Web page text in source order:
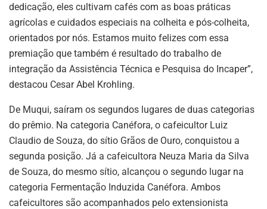
dedicação, eles cultivam cafés com as boas práticas
agrícolas e cuidados especiais na colheita e pós-colheita,
orientados por nós. Estamos muito felizes com essa
premiação que também é resultado do trabalho de
integração da Assistência Técnica e Pesquisa do Incaper”,
destacou Cesar Abel Krohling.
De Muqui, saíram os segundos lugares de duas categorias
do prêmio. Na categoria Canéfora, o cafeicultor Luiz
Claudio de Souza, do sítio Grãos de Ouro, conquistou a
segunda posição. Já a cafeicultora Neuza Maria da Silva
de Souza, do mesmo sítio, alcançou o segundo lugar na
categoria Fermentação Induzida Canéfora. Ambos
cafeicultores são acompanhados pelo extensionista